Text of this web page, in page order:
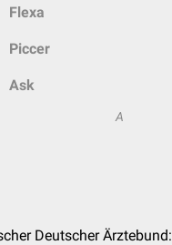
Flexa
Piccer
Ask
A
Deutscher Ärztebund: